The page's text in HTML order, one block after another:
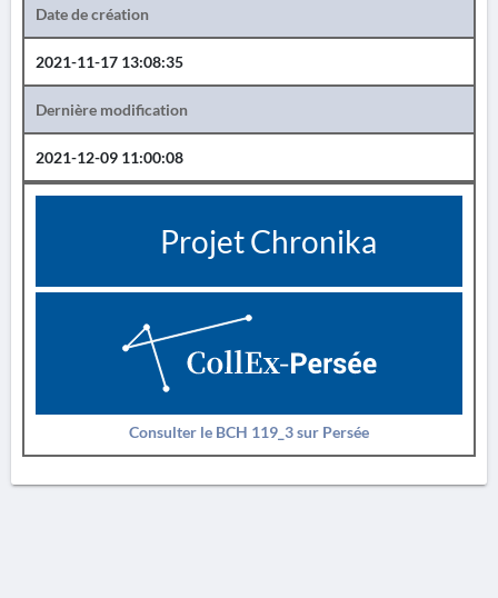
Date de création
2021-11-17 13:08:35
Dernière modification
2021-12-09 11:00:08
Projet Chronika
Consulter le BCH 119_3 sur Persée